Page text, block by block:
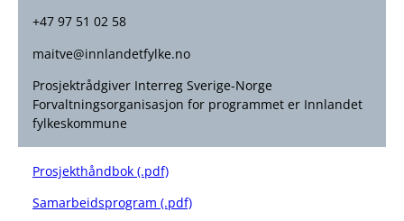
+47 97 51 02 58
maitve@innlandetfylke.no
Prosjektrådgiver Interreg Sverige-Norge
Forvaltningsorganisasjon for programmet er Innlandet
fylkeskommune
Prosjekthåndbok (.pdf)
Samarbeidsprogram (.pdf)